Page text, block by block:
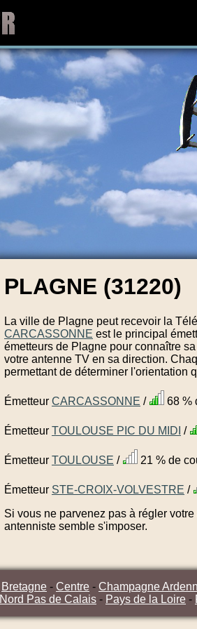
PLAGNE (31220)
La ville de Plagne peut recevoir la
CARCASSONNE est le principal
émetteurs de Plagne pour connaître
votre antenne TV en sa direction.
permettant de déterminer l'orientation
Émetteur CARCASSONNE / 68 %
Émetteur TOULOUSE PIC DU MIDI /
Émetteur TOULOUSE / 21 % de
Émetteur STE-CROIX-VOLVESTRE /
Si vous ne parvenez pas à régler
antenniste semble s'imposer.
Bretagne - Centre - Champagne
Nord Pas de Calais - Pays de la Loire -